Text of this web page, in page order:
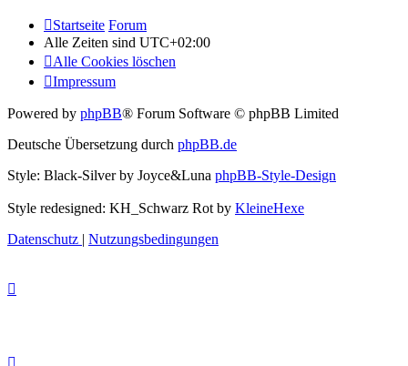
Startseite Forum
Alle Zeiten sind UTC+02:00
Alle Cookies löschen
Impressum
Powered by phpBB® Forum Software © phpBB Limited
Deutsche Übersetzung durch phpBB.de
Style: Black-Silver by Joyce&Luna phpBB-Style-Design
Style redesigned: KH_Schwarz Rot by KleineHexe
Datenschutz | Nutzungsbedingungen